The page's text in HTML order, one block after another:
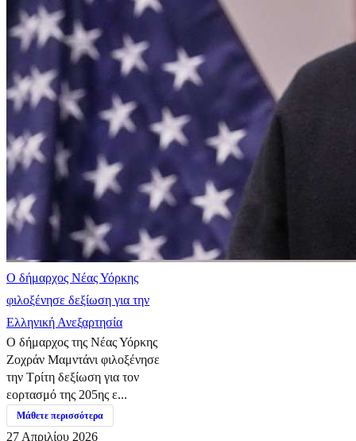
Ο δήμαρχος Νέας Υόρκης
φιλοξένησε δεξίωση για την
Ελληνική Ανεξαρτησία
Ο δήμαρχος της Νέας Υόρκης
Ζοχράν Μαμντάνι φιλοξένησε
την Τρίτη δεξίωση για τον
εορτασμό της 205ης ε...
Μάθετε περισσότερα
27 Απριλίου 2026